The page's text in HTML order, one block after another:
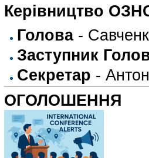
Керівництво
Голова-
Заступник
Секретар -
ОГОЛОШЕННЯ